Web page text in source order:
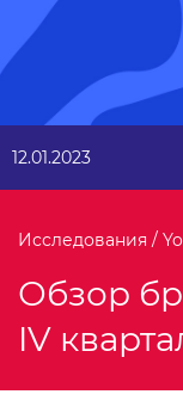
12.01.2023
Исследования /
Обзор
IV